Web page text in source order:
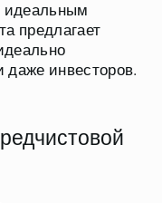
идеальным
предлагает
инвесторов.